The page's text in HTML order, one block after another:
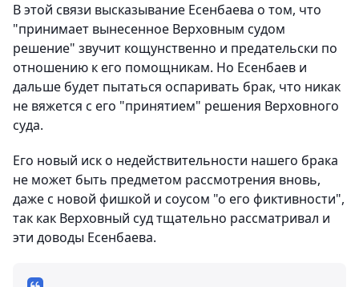
В этой связи высказывание Есенбаева о том, что
"принимает вынесенное Верховным судом
решение" звучит кощунственно и предательски по
отношению к его помощникам. Но Есенбаев и
дальше будет пытаться оспаривать брак, что никак
не вяжется с его "принятием" решения Верховного
суда.
Его новый иск о недействительности нашего брака
не может быть предметом рассмотрения вновь,
даже с новой фишкой и соусом "о его фиктивности",
так как Верховный суд тщательно рассматривал и
эти доводы Есенбаева.